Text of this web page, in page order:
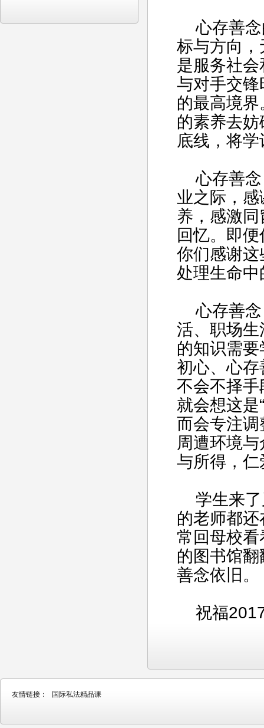
心存善念
标与方向
是服务社
与对手交
的最高境
的素养去
底线，将
心存善念
业之际，
养，感激
回忆。即
你们感谢
处理生命中
心存善念
活、职场
的知识需
初心、心
不会不择
就会想这是
而会专注
周遭环境
与所得，
学生来了
的老师都
常回母校
的图书馆
善念依旧。
祝福2017
友情链接： 国际私法精品课